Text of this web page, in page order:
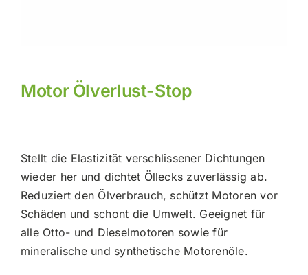
Motor Ölverlust-Stop
Stellt die Elastizität verschlissener Dichtungen
wieder her und dichtet Öllecks zuverlässig ab.
Reduziert den Ölverbrauch, schützt Motoren vor
Schäden und schont die Umwelt. Geeignet für
alle Otto- und Dieselmotoren sowie für
mineralische und synthetische Motorenöle.